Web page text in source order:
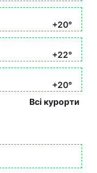
+20°
+22°
+20°
Всі курорти